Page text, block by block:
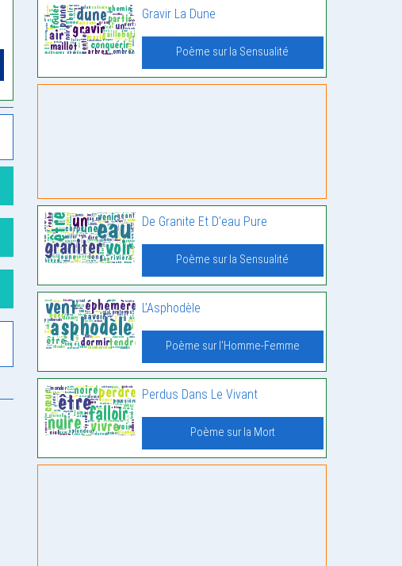
Gravir La Dune
Poème sur la Sensualité
De Granite Et D’eau Pure
Poème sur la Sensualité
L’Asphodèle
Poème sur l'Homme-Femme
Perdus Dans Le Vivant
Poème sur la Mort